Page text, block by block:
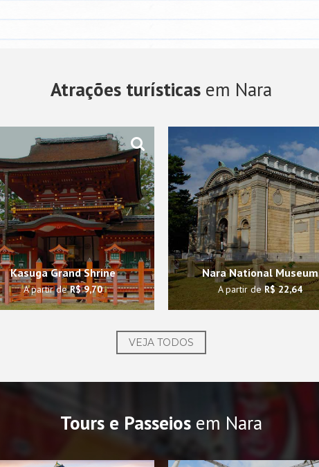
Atrações turísticas em Nara
Kasuga Grand Shrine
A partir deR$ 9,70
Nara National Museum
A partir deR$ 22,64
VEJA TODOS
Tours e Passeios em Nara